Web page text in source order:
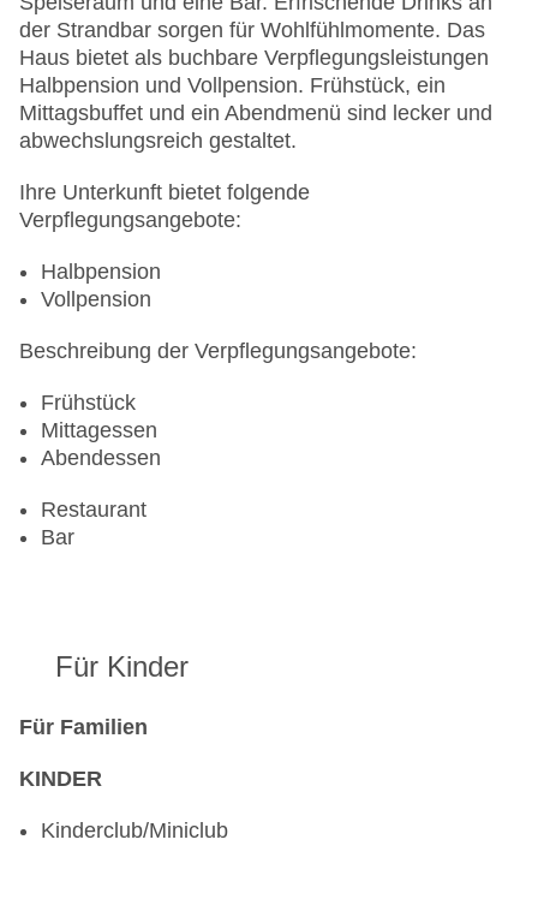
der Strandbar sorgen für Wohlfühlmomente. Das
Haus bietet als buchbare Verpflegungsleistungen
Halbpension und Vollpension. Frühstück, ein
Mittagsbuffet und ein Abendmenü sind lecker und
abwechslungsreich gestaltet.
Ihre Unterkunft bietet folgende
Verpflegungsangebote:
Halbpension
Vollpension
Beschreibung der Verpflegungsangebote:
Frühstück
Mittagessen
Abendessen
Restaurant
Bar
Für Kinder
Für Familien
KINDER
Kinderclub/Miniclub